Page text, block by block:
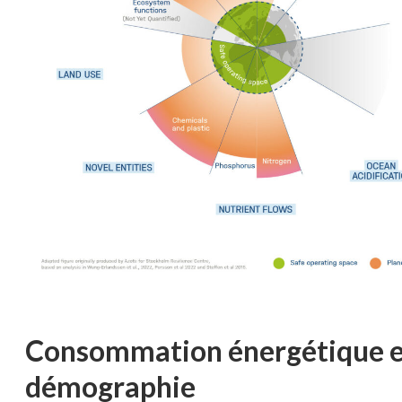
Consommation énergétique
démographie